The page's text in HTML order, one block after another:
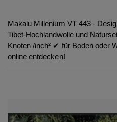
Makalu Millenium VT 443 -
Tibet-Hochlandwolle und
Knoten /inch² ✔︎ für Boden oder
online entdecken!